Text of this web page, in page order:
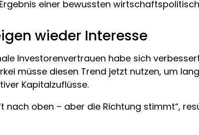
einer bewussten
wieder Interesse
Investorenvertrauen habe sich
müsse diesen Trend jetzt nutzen, um
Kapitalzuflüsse.
nach oben – aber die Richtung stimmt“,